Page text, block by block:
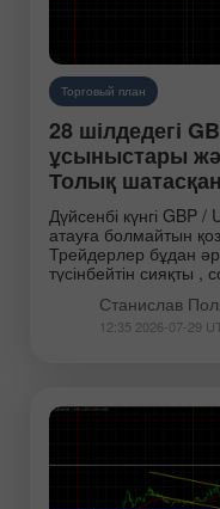
Торговый план
28 шілдедегі
ұсыныстары
Толық
Дүйсенбі күнгі GBP
атауға болмайтын
Трейдерлер бұдан
түсінбейтін сияқты ,
Станислав
12:35 2026-07-29